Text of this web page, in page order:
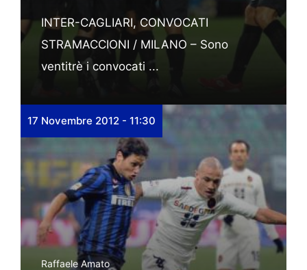
INTER-CAGLIARI, CONVOCATI
STRAMACCIONI / MILANO – Sono
ventitrè i convocati ...
17 Novembre 2012 - 11:30
Raffaele Amato